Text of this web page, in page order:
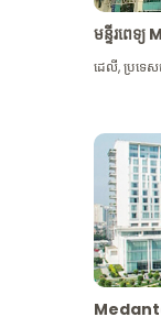
មន្ទីរពេ
ដេលី,ប្រទេ